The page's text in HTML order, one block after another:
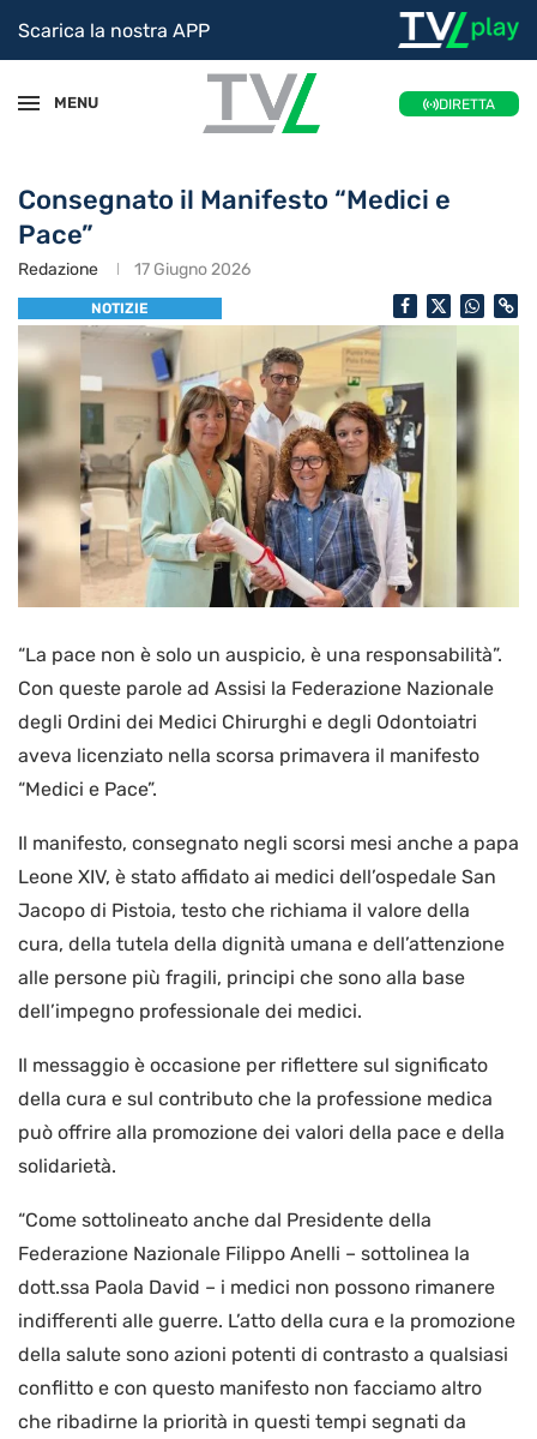
Scarica la nostra APP
MENU DIRETTA
Consegnato il Manifesto “Medici e
Pace”
Redazione 17 Giugno 2026
NOTIZIE
“La pace non è solo un auspicio, è una responsabilità”.
Con queste parole ad Assisi la Federazione Nazionale
degli Ordini dei Medici Chirurghi e degli Odontoiatri
aveva licenziato nella scorsa primavera il manifesto
“Medici e Pace”.
Il manifesto, consegnato negli scorsi mesi anche a papa
Leone XIV, è stato affidato ai medici dell’ospedale San
Jacopo di Pistoia, testo che richiama il valore della
cura, della tutela della dignità umana e dell’attenzione
alle persone più fragili, principi che sono alla base
dell’impegno professionale dei medici.
Il messaggio è occasione per riflettere sul significato
della cura e sul contributo che la professione medica
può offrire alla promozione dei valori della pace e della
solidarietà.
“Come sottolineato anche dal Presidente della
Federazione Nazionale Filippo Anelli – sottolinea la
dott.ssa Paola David – i medici non possono rimanere
indifferenti alle guerre. L’atto della cura e la promozione
della salute sono azioni potenti di contrasto a qualsiasi
conflitto e con questo manifesto non facciamo altro
che ribadirne la priorità in questi tempi segnati da